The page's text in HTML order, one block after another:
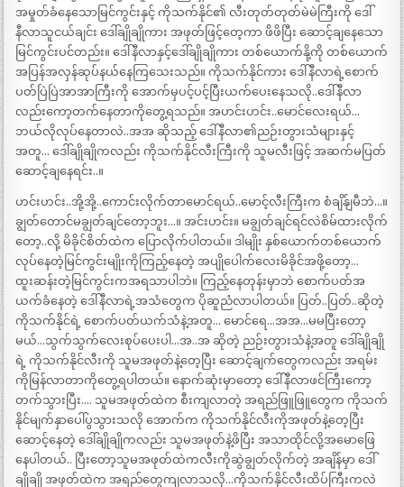
အမှုတ်ခံနေသောမြင်ကွင်းနှင့် ကိုသက်နိုင်၏ လီးတုတ်တုတ်မဲမဲကြီးကို ဒေါ်
နီလာသူငယ်ချင်း ဒေါ်ချိုချိုကား အဖုတ်ဖြင့်တေ့ကာ ဖိဖိပြီး ဆောင့်ချနေသော
မြင်ကွင်းပင်တည်း။ ဒေါ်နီလာနှင့်ဒေါ်ချိုချိုကား တစ်ယောက်နို့ကို တစ်ယောက်
အပြန်အလှန်ဆုပ်နယ်နေကြသေးသည်။ ကိုသက်နိုင်ကား ဒေါ်နီလာရဲ့စောက်
ပတ်ပြဲပြဲအာအာကြီးကို အောက်မှပင့်ပင့်ပြီးယက်ပေးနေသလို..ဒေါ်နီလာ
လည်းကော့တက်နေတာကိုတွေ့ရသည်။ အဟင်းဟင်း..မောင်လေးရယ်…
ဘယ်လိုလုပ်နေတာလဲ..အအ ဆိုသည့် ဒေါ်နီလာ၏ညဉ်းတွားသံများနှင့်
အတူ… ဒေါ်ချိုချိုကလည်း ကိုသက်နိုင်လီးကြီးကို သူမလီးဖြင့် အဆက်မပြတ်
ဆောင့်ချနေရင်း..။
ဟင်းဟင်း..အို့အို့..ကောင်းလိုက်တာမောင်ရယ်..မောင့်လီးကြီးက စံချိန်ျမီဘဲ…။
ချွတ်တောင်မချွတ်ချင်တော့ဘူး…။ အင်းဟင်း။ မချွတ်ချင်ရင်လဲစိမ်ထားလိုက်
တော့..လို့ မိခိုင်စိတ်ထဲက ပြောလိုက်ပါတယ်။ ဒါမျိုး နှစ်ယောက်တစ်ယောက်
လုပ်နေတဲ့မြင်ကွင်းမျိုးကိုကြည့်နေတဲ့ အပျိုပေါက်လေးမိခိုင်အဖို့တော့…
ထူးဆန်းတဲ့မြင်ကွင်းကအရသာပါဘဲ။ ကြည့်နေတုန်းမှာဘဲ စောက်ပတ်အ
ယက်ခံနေတဲ့ ဒေါ်နီလာရဲ့အသံတွေက ပိုဆူညံလာပါတယ်။ ပြတ်..ပြတ်..ဆိုတဲ့
ကိုသက်နိုင်ရဲ့ စောက်ပတ်ယက်သံနဲ့အတူ… မောင်ရေ…အအ…မမပြီးတော့
မယ်…သွက်သွက်လေးစုပ်ပေးပါ…အ..အ ဆိုတဲ့ ညဉ်းတွားသံနဲ့အတူ ဒေါ်ချိုချို
ရဲ့ ကိုသက်နိုင်လီးကို သူမအဖုတ်နဲ့တေ့ပြီး ဆောင့်ချက်တွေကလည်း အရမ်း
ကိုမြန်လာတာကိုတွေ့ရပါတယ်။ နောက်ဆုံးမှာတော့ ဒေါ်နီလာဖင်ကြီးကော့
တက်သွားပြီး…. သူမအဖုတ်ထဲက စီးကျလာတဲ့ အရည်ဖြူဖြူတွေက ကိုသက်
နိုင်မျက်နှာပေါ်ပွသွားသလို အောက်က ကိုသက်နိုင်လီးကိုအဖုတ်နဲ့တေ့ပြီး
ဆောင့်နေတဲ့ ဒေါ်ချိုချိုကလည်း သူမအဖုတ်နဲ့ဖိပြီး အသာထိုင်လို့အမောဖြေ
နေပါတယ်.. ပြီးတော့သူမအဖုတ်ထဲကလီးကိုဆွဲချွတ်လိုက်တဲ့ အချိန်မှာ ဒေါ်
ချိုချို အဖုတ်ထဲက အရည်တွေကျလာသလို…ကိုသက်နိုင်လီးထိပ်ကြီးကလဲ